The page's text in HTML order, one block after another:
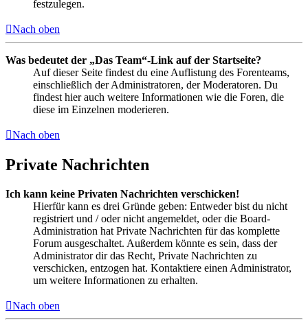
festzulegen.
Nach oben
Was bedeutet der „Das Team“-Link auf der Startseite?
Auf dieser Seite findest du eine Auflistung des Forenteams,
einschließlich der Administratoren, der Moderatoren. Du
findest hier auch weitere Informationen wie die Foren, die
diese im Einzelnen moderieren.
Nach oben
Private Nachrichten
Ich kann keine Privaten Nachrichten verschicken!
Hierfür kann es drei Gründe geben: Entweder bist du nicht
registriert und / oder nicht angemeldet, oder die Board-
Administration hat Private Nachrichten für das komplette
Forum ausgeschaltet. Außerdem könnte es sein, dass der
Administrator dir das Recht, Private Nachrichten zu
verschicken, entzogen hat. Kontaktiere einen Administrator,
um weitere Informationen zu erhalten.
Nach oben